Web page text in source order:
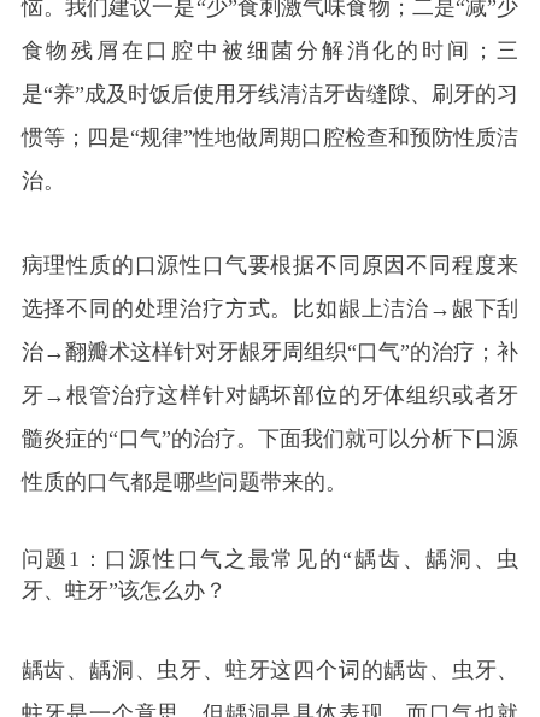
恼。我们建议一是“少”食刺激气味食物；二是“减”少
食物残屑在口腔中被细菌分解消化的时间；三
是“养”成及时饭后使用牙线清洁牙齿缝隙、刷牙的习
惯等；四是“规律”性地做周期口腔检查和预防性质洁
治。
病理性质的口源性口气要根据不同原因不同程度来
选择不同的处理治疗方式。比如龈上洁治→龈下刮
治→翻瓣术这样针对牙龈牙周组织“口气”的治疗；补
牙→根管治疗这样针对龋坏部位的牙体组织或者牙
髓炎症的“口气”的治疗。下面我们就可以分析下口源
性质的口气都是哪些问题带来的。
问题1：口源性口气之最常见的“龋齿、龋洞、虫
牙、蛀牙”该怎么办？
龋齿、龋洞、虫牙、蛀牙这四个词的龋齿、虫牙、